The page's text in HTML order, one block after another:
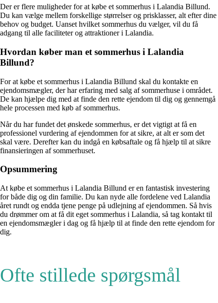
Der er flere muligheder for at købe et sommerhus i Lalandia Billund.
Du kan vælge mellem forskellige størrelser og prisklasser, alt efter dine
behov og budget. Uanset hvilket sommerhus du vælger, vil du få
adgang til alle faciliteter og attraktioner i Lalandia.
Hvordan køber man et sommerhus i Lalandia
Billund?
For at købe et sommerhus i Lalandia Billund skal du kontakte en
ejendomsmægler, der har erfaring med salg af sommerhuse i området.
De kan hjælpe dig med at finde den rette ejendom til dig og gennemgå
hele processen med køb af sommerhus.
Når du har fundet det ønskede sommerhus, er det vigtigt at få en
professionel vurdering af ejendommen for at sikre, at alt er som det
skal være. Derefter kan du indgå en købsaftale og få hjælp til at sikre
finansieringen af sommerhuset.
Opsummering
At købe et sommerhus i Lalandia Billund er en fantastisk investering
for både dig og din familie. Du kan nyde alle fordelene ved Lalandia
året rundt og endda tjene penge på udlejning af ejendommen. Så hvis
du drømmer om at få dit eget sommerhus i Lalandia, så tag kontakt til
en ejendomsmægler i dag og få hjælp til at finde den rette ejendom for
dig.
Ofte stillede spørgsmål